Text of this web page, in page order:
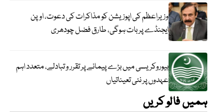
وزیراعظم کی اپوزیشن کو مذاکرات کی دعوت، اوپن
ایجنڈے پر بات ہوگی، طارق فضل چودھری
بیوروکریسی میں بڑے پیمانے پر تقرر و تبادلے، متعدد اہم
عہدوں پر نئی تعیناتیاں
ہمیں فالو کریں